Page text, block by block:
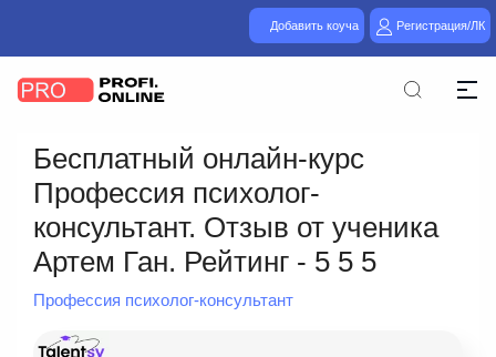
Добавить коуча Регистрация/ЛК
Бесплатный онлайн-курс
Профессия психолог-
консультант. Отзыв от ученика
Артем Ган. Рейтинг - 5 5 5
Профессия психолог-консультант